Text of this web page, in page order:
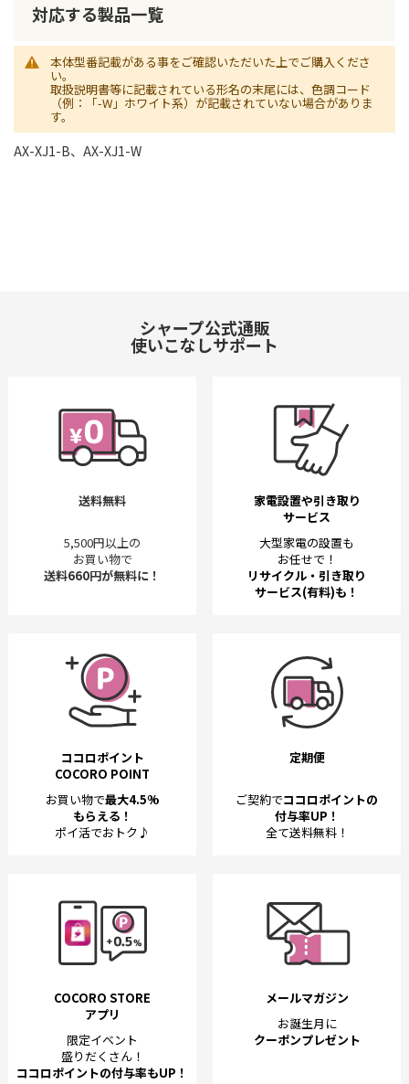
対応する製品一覧
本体型番記載がある事をご確認いただいた上でご購入くださ
い。
取扱説明書等に記載されている形名の末尾には、色調コード
（例：「-W」ホワイト系）が記載されていない場合がありま
す。
AX-XJ1-B、AX-XJ1-W
シャープ公式通販
使いこなしサポート
送料無料
5,500円以上の
お買い物で
送料660円が無料に！
家電設置や引き取り
サービス
大型家電の設置も
お任せで！
リサイクル・引き取り
サービス(有料)も！
ココロポイント
COCORO POINT
お買い物で最大4.5%
もらえる！
ポイ活でおトク♪
定期便
ご契約でココロポイントの
付与率UP！
全て送料無料！
COCORO STORE
アプリ
限定イベント
盛りだくさん！
ココロポイントの付与率もUP！
メールマガジン
お誕生月に
クーポンプレゼント